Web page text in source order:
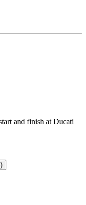
and finish at Ducati